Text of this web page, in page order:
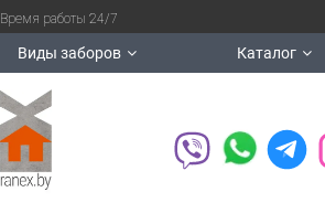
Время работы 24/7
Виды заборов Каталог